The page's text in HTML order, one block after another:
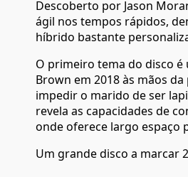
Descoberto por Jason
ágil nos tempos rápidos,
híbrido bastante
O primeiro tema do disco é
Brown em 2018 às mãos
impedir o marido de ser
revela as capacidades de
onde oferece largo espaço
Um grande disco a marcar